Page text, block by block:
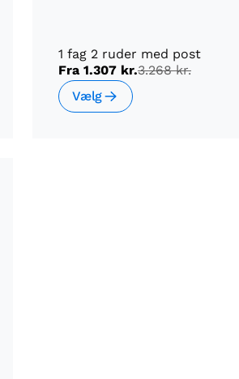
1 fag 2 ruder med post
Fra 1.307 kr.3.268 kr.
Vælg